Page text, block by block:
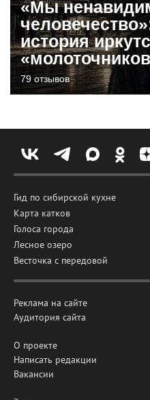
«Мы
история
79 отзывов
Гид по сибирской кухне
Карта катков
Голоса города
Лесное озеро
Весточка с передовой
Реклама на сайте
Аудитория сайта
О проекте
Написать редакции
Вакансии